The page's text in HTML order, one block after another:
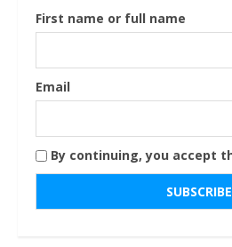
First name or full name
Email
By continuing, you accept